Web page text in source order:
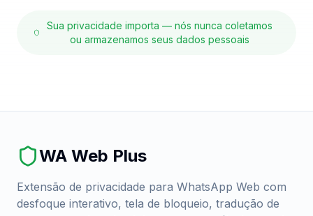
Sua privacidade importa — nós nunca coletamos
ou armazenamos seus dados pessoais
WA Web Plus
Extensão de privacidade para WhatsApp Web com
desfoque interativo, tela de bloqueio, tradução de